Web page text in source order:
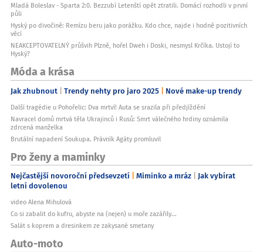
Mladá Boleslav - Sparta 2:0. Bezzubí Letenští opět ztratili. Domácí rozhodli v první
půli
Hyský po divočině: Remízu beru jako porážku. Kdo chce, najde i hodně pozitivních
věcí
NEAKCEPTOVATELNÝ průšvih Plzně, hořel Dweh i Doski, nesmysl Krčíka. Ustojí to
Hyský?
Móda a krása
Jak zhubnout Trendy nehty pro jaro 2025 Nové make-up trendy
Další tragédie u Pohořelic: Dva mrtví! Auta se srazila při předjíždění
Navracel domů mrtvá těla Ukrajinců i Rusů: Smrt válečného hrdiny oznámila
zdrcená manželka
Brutální napadení Soukupa. Právník Agáty promluvil
Pro ženy a maminky
Nejčastější novoroční předsevzetí Miminko a mráz Jak vybírat
letní dovolenou
video Alena Mihulová
Co si zabalit do kufru, abyste na (nejen) u moře zazářily...
Salát s koprem a dresinkem ze zakysané smetany
Auto-moto